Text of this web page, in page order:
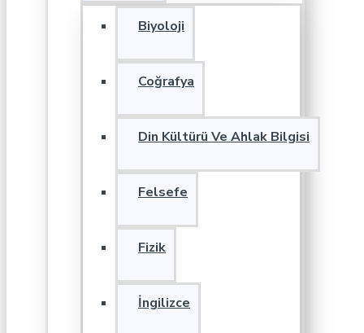
Biyoloji
Coğrafya
Din Kültürü Ve Ahlak Bilgisi
Felsefe
Fizik
İngilizce